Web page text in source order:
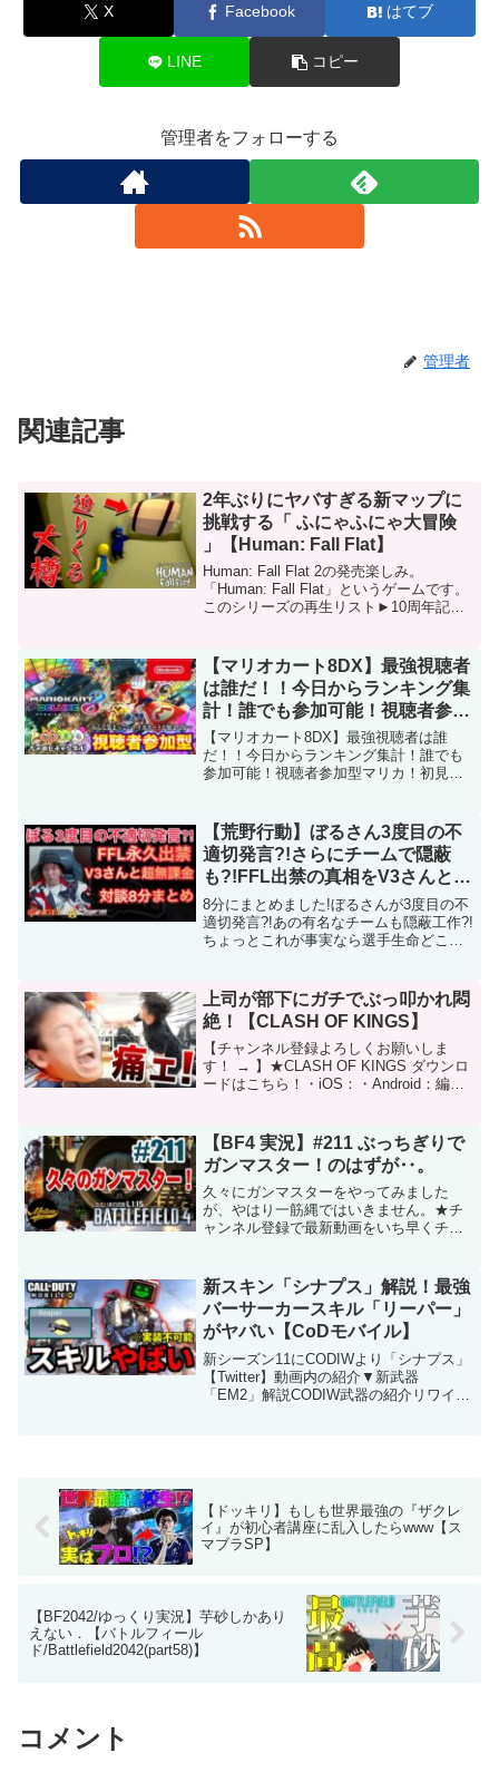
X Facebook はてブ
LINE コピー
管理者をフォローする
管理者
関連記事
2年ぶりにヤバすぎる新マップに
挑戦する「 ふにゃふにゃ大冒険
」【Human: Fall Flat】
Human: Fall Flat 2の発売楽しみ。
「Human: Fall Flat」というゲームです。
このシリーズの再生リスト►10周年記念
-----------...
【マリオカート8DX】最強視聴者
は誰だ！！今日からランキング集
計！誰でも参加可能！視聴者参加
型マリカ！初見さん気軽にどうぞ
♪
【マリオカート8DX】最強視聴者は誰
だ！！今日からランキング集計！誰でも
参加可能！視聴者参加型マリカ！初見さ
ーーーーーーーーーーーーーーーーーー
ーーど...
【荒野行動】ぼるさん3度目の不
適切発言?!さらにチームで隠蔽
も?!FFL出禁の真相をV3さんと無
課金さんが対談!【超無課金/V3/ぼ
る/むかたん】
8分にまとめました!ぼるさんが3度目の不
適切発言?!あの有名なチームも隠蔽工作?!
ちょっとこれが事実なら選手生命どころ
Twitter↓@JF75122990超無課金様やαDの
切...
上司が部下にガチでぶっ叩かれ悶
絶！【CLASH OF KINGS】
【チャンネル登録よろしくお願いしま
す！ → 】★CLASH OF KINGS ダウンロ
ードはこちら！・iOS：・Android：編
こちらから！▼仙台ファンミーティン...
【BF4 実況】#211 ぶっちぎりで
ガンマスター！のはずが‥。
久々にガンマスターをやってみました
が、やはり一筋縄ではいきません。★チ
ャンネル登録で最新動画をいち早くチェ
★Twitchでの生放送もたまにやるのでチ
ャンネルフォロー...
新スキン「シナプス」解説！最強
バーサーカースキル「リーパー」
がヤバい【CoDモバイル】
新シーズン11にCODIWより「シナプス」
【Twitter】動画内の紹介▼新武器
「EM2」解説CODIW武器の紹介リワイン
【ドッキリ】もしも世界最強の『ザクレ
イ』が初心者講座に乱入したらwww【ス
マブラSP】
【BF2042/ゆっくり実況】芋砂しかあり
えない．【バトルフィール
ド/Battlefield2042(part58)】
コメント